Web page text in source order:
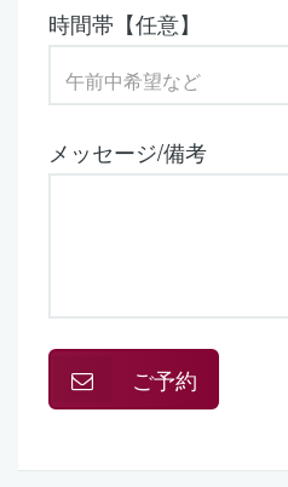
時間帯【任意】
メッセージ/備考
ご予約